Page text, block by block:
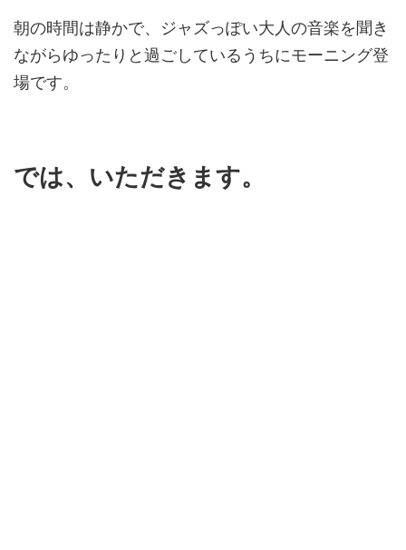
朝の時間は静かで、ジャズっぽい大人の音楽を聞き
ながらゆったりと過ごしているうちにモーニング登
場です。
では、いただきます。